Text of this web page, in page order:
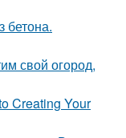
бетона.
свой огород,
Creating Your